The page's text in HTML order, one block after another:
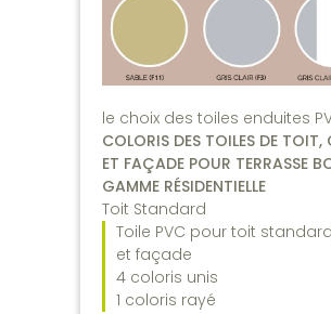
le choix des toiles enduites
COLORIS DES TOILES DE TOIT,
ET FAÇADE POUR TERRASSE
GAMME RÉSIDENTIELLE
Toit Standard
Toile PVC pour toit
et façade
4 coloris unis
1 coloris rayé